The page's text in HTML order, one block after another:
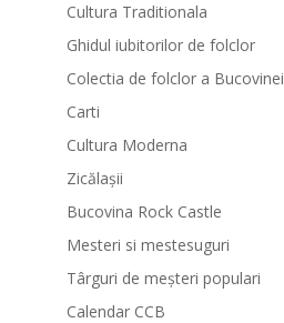
Cultura Traditionala
Ghidul iubitorilor de folclor
Colectia de folclor a Bucovinei
Carti
Cultura Moderna
Zicălașii
Bucovina Rock Castle
Mesteri si mestesuguri
Târguri de meșteri populari
Calendar CCB